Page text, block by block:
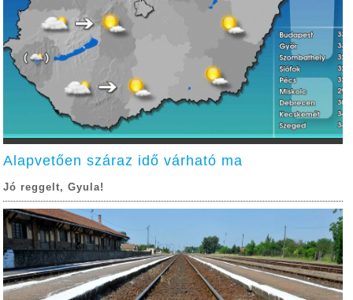
Alapvetően száraz idő várható ma
Jó reggelt, Gyula!